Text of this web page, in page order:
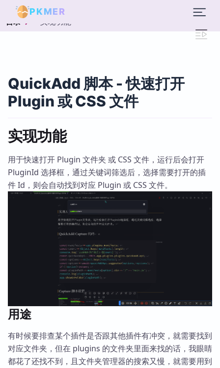
PKMER
目录 实现功能
QuickAdd 脚本 - 快速打开
Plugin 或 CSS 文件
实现功能
用于快速打开 Plugin 文件夹 或 CSS 文件，运行后会打开
PluginId 选择框，通过关键词筛选后，选择需要打开的插
件 Id，则会自动找到对应 Plugin 或 CSS 文件。
用途
有时候要排查某个插件是否跟其他插件有冲突，就需要找到
对应文件夹，但在 plugins 的文件夹里面来找的话，我眼睛
都花了还找不到，且文件夹管理器的搜索又慢，就需要用到